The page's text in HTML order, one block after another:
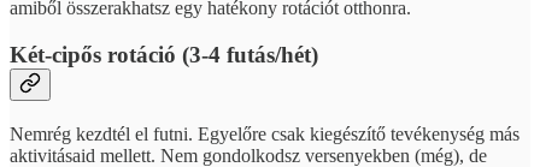
amiből összerakhatsz egy hatékony rotációt otthonra.
Két-cipős rotáció (3-4 futás/hét)
Nemrég kezdtél el futni. Egyelőre csak kiegészítő tevékenység más
aktivitásaid mellett. Nem gondolkodsz versenyekben (még), de